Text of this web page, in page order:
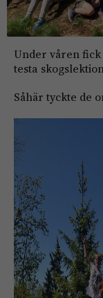
Under våren
testa
Såhär tyckte de